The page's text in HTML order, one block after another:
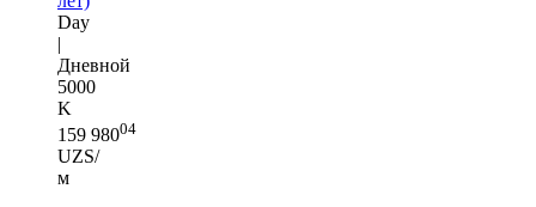
Day
|
Дневной
5000
K
159 98004
UZS/
м